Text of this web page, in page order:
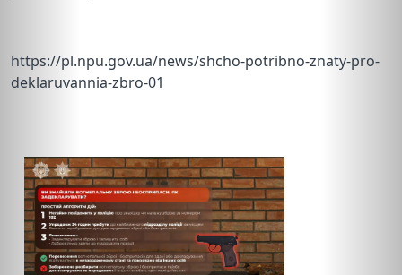
https://pl.npu.gov.ua/news/shcho-potribno-znaty-pro-
deklaruvannia-zbro-01